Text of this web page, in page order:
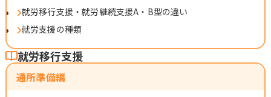
就労移行支援・就労継続支援A・B型の違い
就労支援の種類
就労移行支援
通所準備編